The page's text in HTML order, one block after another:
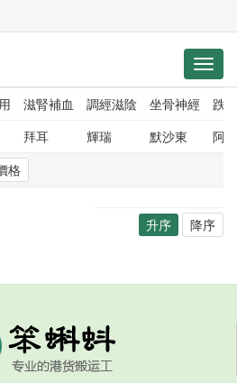
滋腎補血 調經滋陰 坐骨神經
跌
拜耳 輝瑞 默沙東
阿
格
升序 降序